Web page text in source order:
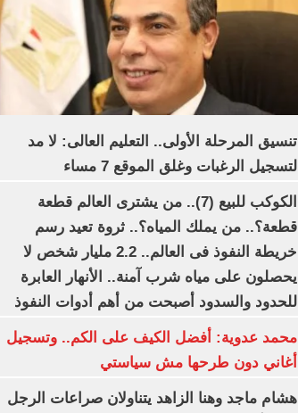
تنسيق المرحلة الأولى.. التعليم العالى: لا مد
لتسجيل الرغبات وغلق الموقع 7 مساء
الكوكب للبيع (7).. من يشترى العالم قطعة
قطعة؟.. من يملك المياه؟.. ثروة تعيد رسم
خريطة النفوذ فى العالم.. 2.2 مليار شخص لا
يحصلون على مياه شرب آمنة.. الأنهار العابرة
للحدود والسدود أصبحت من أهم أدوات النفوذ
محمد عدوية: أفضل الكيف على الكم.. وتسجيل
أغاني دون طرحها مش سياستي
هشام ماجد وهنا الزاهد يتناولان صراعات الرجل